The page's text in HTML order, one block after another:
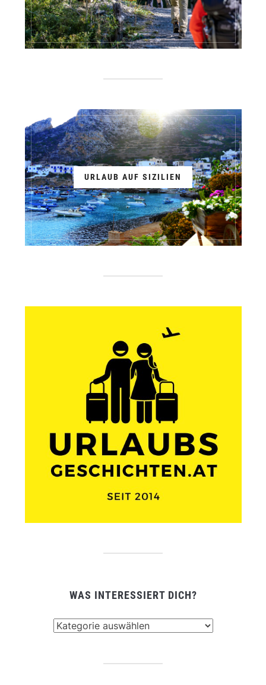
URLAUB AUF SIZILIEN
WAS INTERESSIERT DICH?